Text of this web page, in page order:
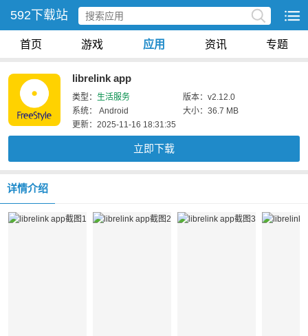
592下载站
首页 游戏 应用 资讯 专题
librelink app
类型： 生活服务
版本：v2.12.0
系统： Android
大小：36.7 MB
更新：2025-11-16 18:31:35
立即下载
详情介绍